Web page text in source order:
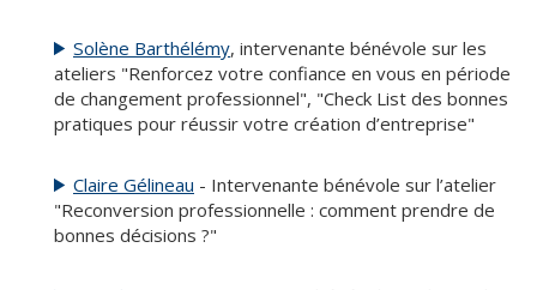
Solène Barthélémy, intervenante bénévole sur les
ateliers "Renforcez votre confiance en vous en période
de changement professionnel", "Check List des bonnes
pratiques pour réussir votre création d’entreprise"
Claire Gélineau - Intervenante bénévole sur l’atelier
"Reconversion professionnelle : comment prendre de
bonnes décisions ?"